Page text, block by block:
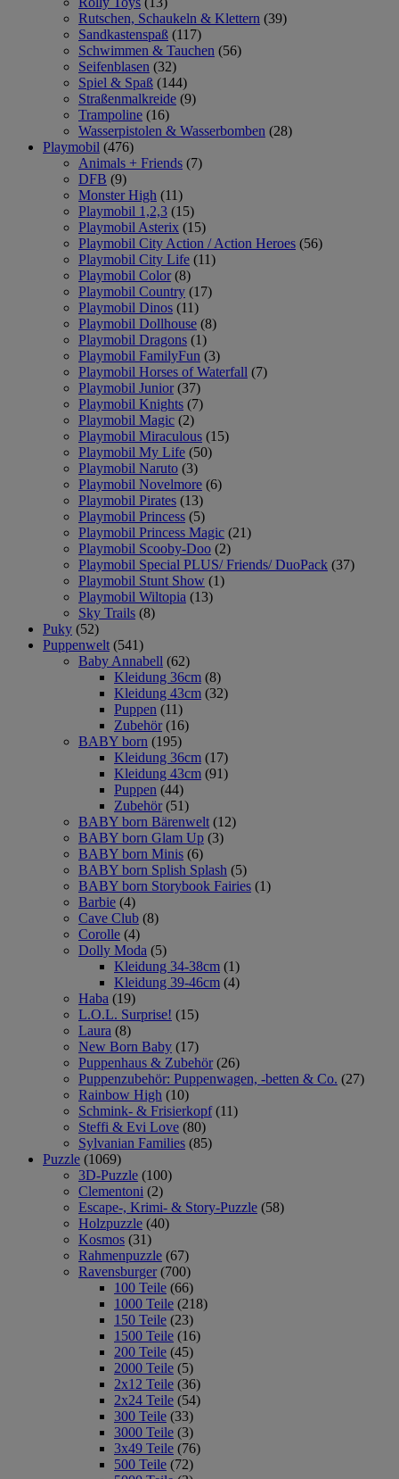
Rutschen, Schaukeln & Klettern (39)
Sandkastenspaß (117)
Schwimmen & Tauchen (56)
Seifenblasen (32)
Spiel & Spaß (144)
Straßenmalkreide (9)
Trampoline (16)
Wasserpistolen & Wasserbomben (28)
Playmobil (476)
Animals + Friends (7)
DFB (9)
Monster High (11)
Playmobil 1,2,3 (15)
Playmobil Asterix (15)
Playmobil City Action / Action Heroes (56)
Playmobil City Life (11)
Playmobil Color (8)
Playmobil Country (17)
Playmobil Dinos (11)
Playmobil Dollhouse (8)
Playmobil Dragons (1)
Playmobil FamilyFun (3)
Playmobil Horses of Waterfall (7)
Playmobil Junior (37)
Playmobil Knights (7)
Playmobil Magic (2)
Playmobil Miraculous (15)
Playmobil My Life (50)
Playmobil Naruto (3)
Playmobil Novelmore (6)
Playmobil Pirates (13)
Playmobil Princess (5)
Playmobil Princess Magic (21)
Playmobil Scooby-Doo (2)
Playmobil Special PLUS/ Friends/ DuoPack (37)
Playmobil Stunt Show (1)
Playmobil Wiltopia (13)
Sky Trails (8)
Puky (52)
Puppenwelt (541)
Baby Annabell (62)
Kleidung 36cm (8)
Kleidung 43cm (32)
Puppen (11)
Zubehör (16)
BABY born (195)
Kleidung 36cm (17)
Kleidung 43cm (91)
Puppen (44)
Zubehör (51)
BABY born Bärenwelt (12)
BABY born Glam Up (3)
BABY born Minis (6)
BABY born Splish Splash (5)
BABY born Storybook Fairies (1)
Barbie (4)
Cave Club (8)
Corolle (4)
Dolly Moda (5)
Kleidung 34-38cm (1)
Kleidung 39-46cm (4)
Haba (19)
L.O.L. Surprise! (15)
Laura (8)
New Born Baby (17)
Puppenhaus & Zubehör (26)
Puppenzubehör: Puppenwagen, -betten & Co. (27)
Rainbow High (10)
Schmink- & Frisierkopf (11)
Steffi & Evi Love (80)
Sylvanian Families (85)
Puzzle (1069)
3D-Puzzle (100)
Clementoni (2)
Escape-, Krimi- & Story-Puzzle (58)
Holzpuzzle (40)
Kosmos (31)
Rahmenpuzzle (67)
Ravensburger (700)
100 Teile (66)
1000 Teile (218)
150 Teile (23)
1500 Teile (16)
200 Teile (45)
2000 Teile (5)
2x12 Teile (36)
2x24 Teile (54)
300 Teile (33)
3000 Teile (3)
3x49 Teile (76)
500 Teile (72)